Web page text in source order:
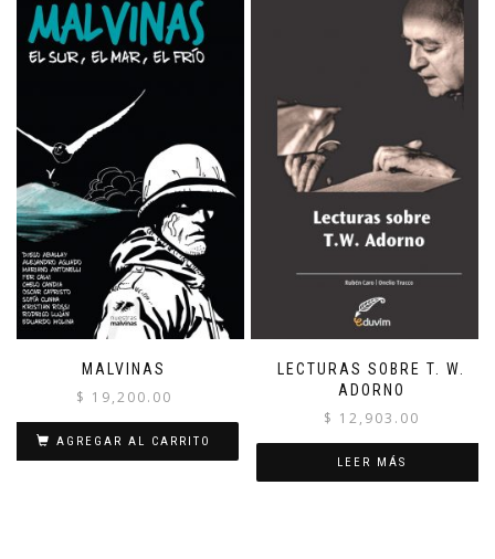
MALVINAS
$ 19,200.00
AGREGAR AL CARRITO
LECTURAS SOBRE T. W.
ADORNO
$ 12,903.00
LEER MÁS